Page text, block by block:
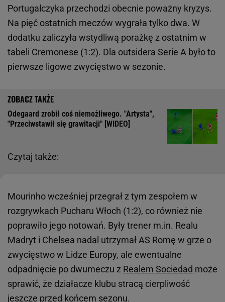
Portugalczyka przechodzi obecnie poważny kryzys.
Na pięć ostatnich meczów wygrała tylko dwa. W
dodatku zaliczyła wstydliwą porażkę z ostatnim w
tabeli Cremonese (1:2). Dla outsidera Serie A było to
pierwsze ligowe zwycięstwo w sezonie.
Czytaj także:
Odegaard zrobił coś niemożliwego. "Artysta",
"Przeciwstawił się grawitacji" [WIDEO]
Mourinho wcześniej przegrał z tym zespołem w
rozgrywkach Pucharu Włoch (1:2), co również nie
poprawiło jego notowań. Były trener m.in. Realu
Madryt i Chelsea nadal utrzymał AS Romę w grze o
zwycięstwo w Lidze Europy, ale ewentualne
odpadnięcie po dwumeczu z Realem Sociedad może
sprawić, że działacze klubu stracą cierpliwość
jeszcze przed końcem sezonu.